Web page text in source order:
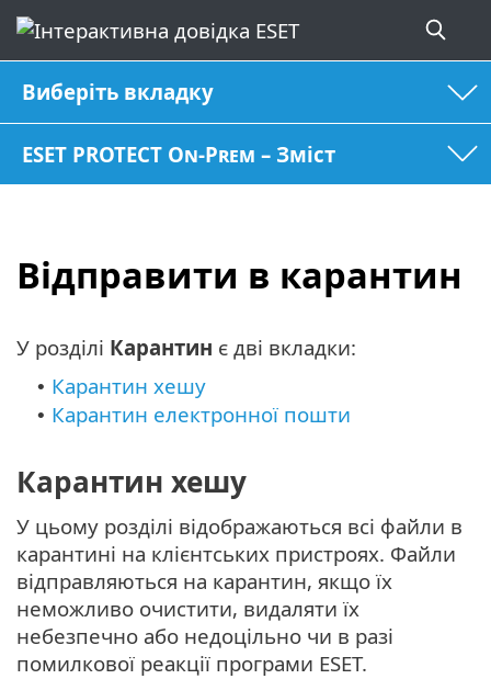
Виберіть вкладку
ESET PROTECT On-Prem – Зміст
Відправити в карантин
У розділі Карантин є дві вкладки:
• Карантин хешу
• Карантин електронної пошти
Карантин хешу
У цьому розділі відображаються всі файли в
карантині на клієнтських пристроях. Файли
відправляються на карантин, якщо їх
неможливо очистити, видаляти їх
небезпечно або недоцільно чи в разі
помилкової реакції програми ESET.